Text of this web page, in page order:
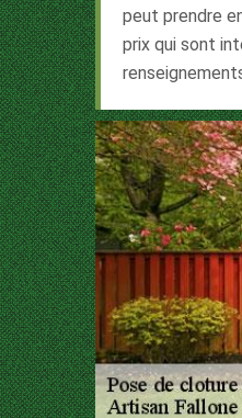
peut prendre
prix qui sont